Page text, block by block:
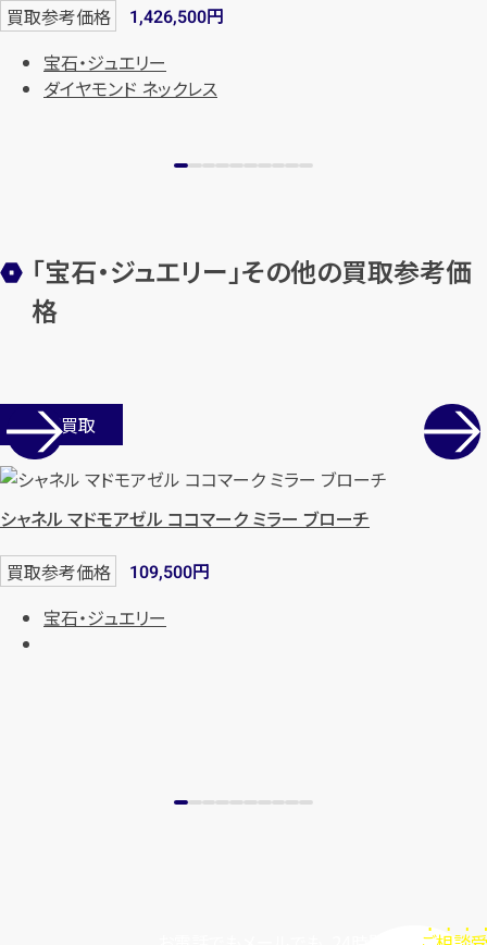
買取参考価格 1,426,500円
宝石・ジュエリー
ダイヤモンド ネックレス
「宝石・ジュエリー」その他の買取参考価
格
店舗買取
シャネル マドモアゼル ココマーク ミラー ブローチ
買取参考価格 109,500円
宝石・ジュエリー